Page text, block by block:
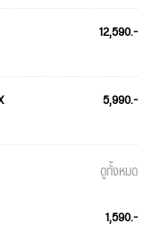
12,590.-
5,990.-
ดูทั้งหมด
1,590.-